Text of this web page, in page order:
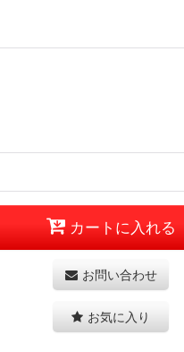
カートに入れる
お問い合わせ
お気に入り